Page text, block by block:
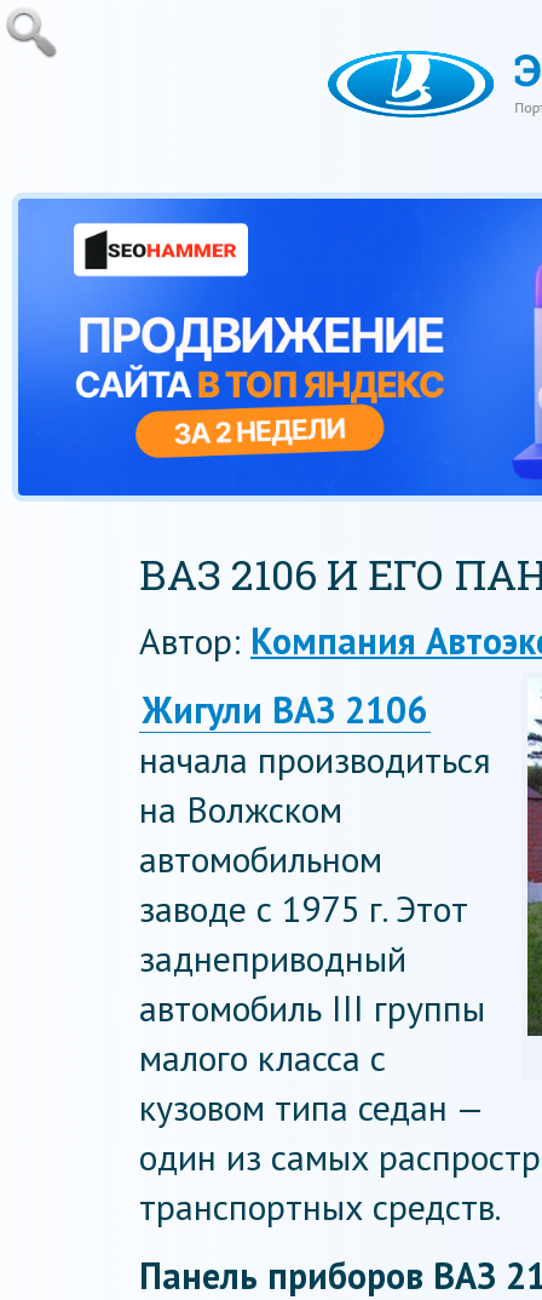
ВАЗ 2106 И ЕГО
Автор: Компания
Жигули ВАЗ 2106
начала производиться
на Волжском
автомобильном
заводе с 1975 г. Этот
заднеприводный
автомобиль III группы
малого класса с
кузовом типа седан —
один из самых
транспортных средств.
Панель приборов ВАЗ